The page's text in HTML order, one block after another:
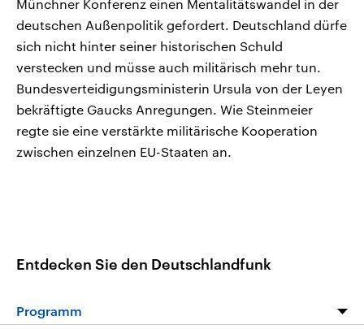
Münchner Konferenz einen Mentalitätswandel in der
deutschen Außenpolitik gefordert. Deutschland dürfe
sich nicht hinter seiner historischen Schuld
verstecken und müsse auch militärisch mehr tun.
Bundesverteidigungsministerin Ursula von der Leyen
bekräftigte Gaucks Anregungen. Wie Steinmeier
regte sie eine verstärkte militärische Kooperation
zwischen einzelnen EU-Staaten an.
Entdecken Sie den Deutschlandfunk
Programm